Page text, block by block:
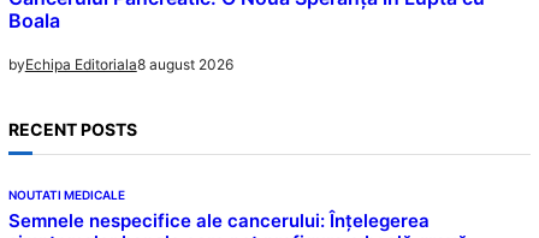
Boala
byEchipa Editoriala8 august 2026
RECENT POSTS
NOUTATI MEDICALE
Semnele nespecifice ale cancerului: Înțelegerea